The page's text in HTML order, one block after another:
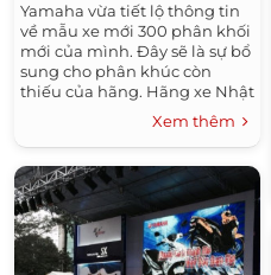
Yamaha vừa tiết lộ thông tin
về mẫu xe mới 300 phân khối
mới của mình. Đây sẽ là sự bổ
sung cho phân khúc còn
thiếu của hãng. Hãng xe Nhật
Bản mới đăng ký thêm bản
quyền tên gọi YZF-R3 và R3
cho...
Xem thêm